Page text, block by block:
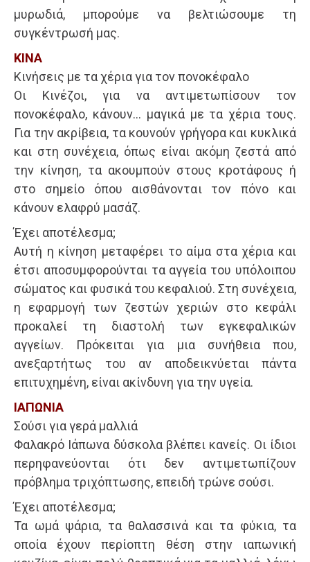
μυρωδιά, μπορούμε να βελτιώσουμε τη
συγκέντρωσή μας.
ΚΙΝΑ
Κινήσεις με τα χέρια για τον πονοκέφαλο
Οι Κινέζοι, για να αντιμετωπίσουν τον
πονοκέφαλο, κάνουν… μαγικά με τα χέρια τους.
Για την ακρίβεια, τα κουνούν γρήγορα και κυκλικά
και στη συνέχεια, όπως είναι ακόμη ζεστά από
την κίνηση, τα ακουμπούν στους κροτάφους ή
στο σημείο όπου αισθάνονται τον πόνο και
κάνουν ελαφρύ μασάζ.
Έχει αποτέλεσμα;
Αυτή η κίνηση μεταφέρει το αίμα στα χέρια και
έτσι αποσυμφορούνται τα αγγεία του υπόλοιπου
σώματος και φυσικά του κεφαλιού. Στη συνέχεια,
η εφαρμογή των ζεστών χεριών στο κεφάλι
προκαλεί τη διαστολή των εγκεφαλικών
αγγείων. Πρόκειται για μια συνήθεια που,
ανεξαρτήτως του αν αποδεικνύεται πάντα
επιτυχημένη, είναι ακίνδυνη για την υγεία.
ΙΑΠΩΝΙΑ
Σούσι για γερά μαλλιά
Φαλακρό Ιάπωνα δύσκολα βλέπει κανείς. Οι ίδιοι
περηφανεύονται ότι δεν αντιμετωπίζουν
πρόβλημα τριχόπτωσης, επειδή τρώνε σούσι.
Έχει αποτέλεσμα;
Τα ωμά ψάρια, τα θαλασσινά και τα φύκια, τα
οποία έχουν περίοπτη θέση στην ιαπωνική